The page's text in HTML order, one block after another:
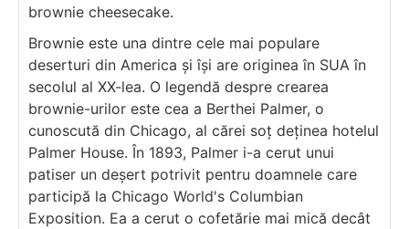
brownie cheesecake.
Brownie este una dintre cele mai populare
deserturi din America și își are originea în SUA în
secolul al XX-lea. O legendă despre crearea
brownie-urilor este cea a Berthei Palmer, o
cunoscută din Chicago, al cărei soț deținea hotelul
Palmer House. În 1893, Palmer i-a cerut unui
patiser un deșert potrivit pentru doamnele care
participă la Chicago World's Columbian
Exposition. Ea a cerut o cofetărie mai mică decât